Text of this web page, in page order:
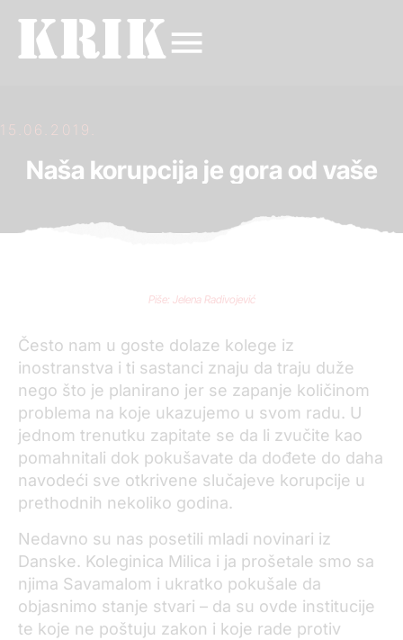
15.06.2019.
Naša korupcija je gora od vaše
Piše: Jelena Radivojević
Često nam u goste dolaze kolege iz
inostranstva i ti sastanci znaju da traju duže
nego što je planirano jer se zapanje količinom
problema na koje ukazujemo u svom radu. U
jednom trenutku zapitate se da li zvučite kao
pomahnitali dok pokušavate da dođete do daha
navodeći sve otkrivene slučajeve korupcije u
prethodnih nekoliko godina.
Nedavno su nas posetili mladi novinari iz
Danske. Koleginica Milica i ja prošetale smo sa
njima Savamalom i ukratko pokušale da
objasnimo stanje stvari – da su ovde institucije
te koje ne poštuju zakon i koje rade protiv